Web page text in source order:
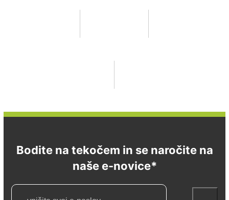
Bodite na tekočem in se naročite na
naše e-novice*